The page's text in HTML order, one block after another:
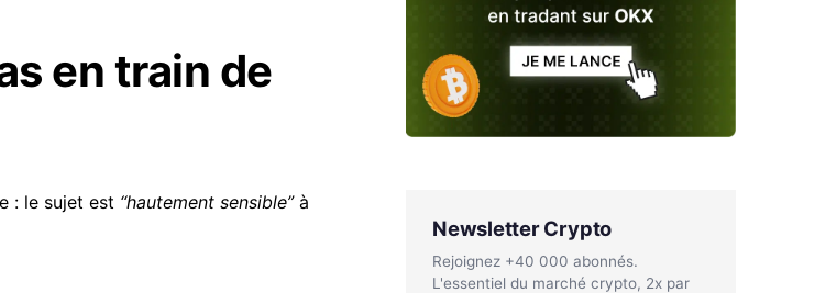
en train de
: le sujet est “hautement sensible”à
Newsletter Crypto
Rejoignez +40 000 abonnés.
L'essentiel du marché crypto, 2x par